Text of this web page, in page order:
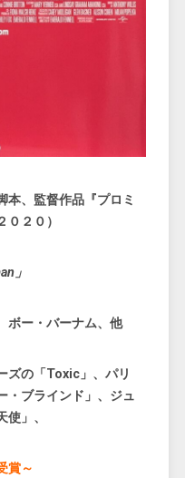
本、監督作品『プロミ
２０）
」
ボー・バーナム、他
ズの「Toxic」、パリ
・ブラインド」、ジュ
」、
賞～